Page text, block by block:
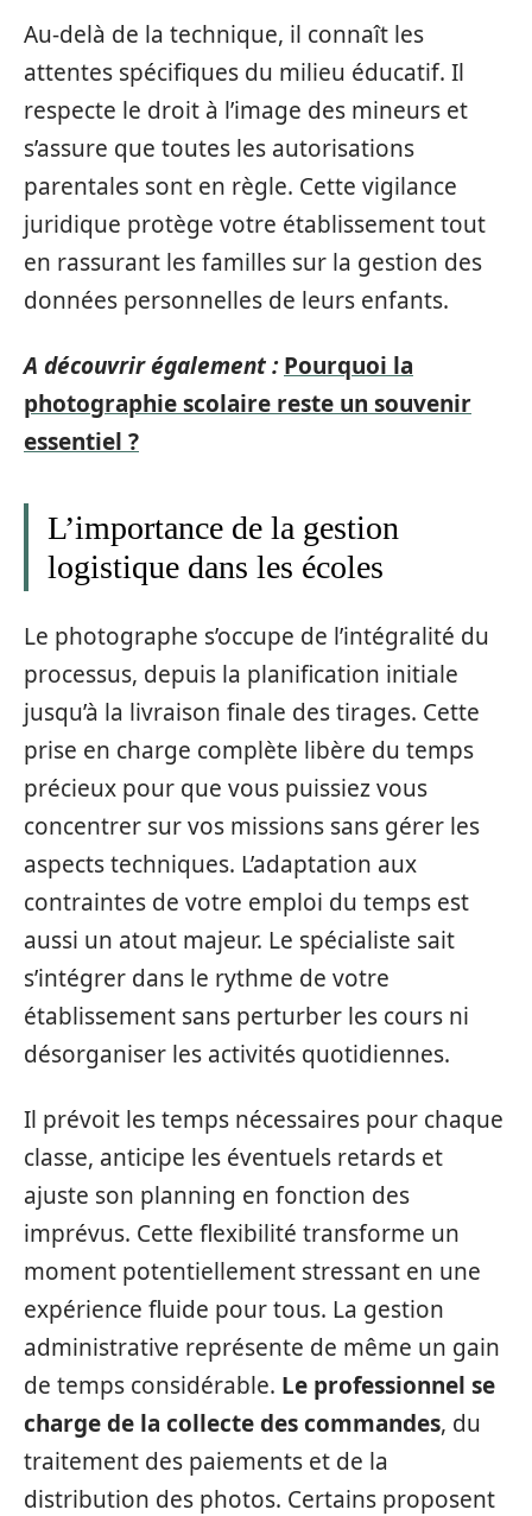
Au-delà de la technique, il connaît les
attentes spécifiques du milieu éducatif. Il
respecte le droit à l’image des mineurs et
s’assure que toutes les autorisations
parentales sont en règle. Cette vigilance
juridique protège votre établissement tout
en rassurant les familles sur la gestion des
données personnelles de leurs enfants.
A découvrir également : Pourquoi la
photographie scolaire reste un souvenir
essentiel ?
L’importance de la gestion
logistique dans les écoles
Le photographe s’occupe de l’intégralité du
processus, depuis la planification initiale
jusqu’à la livraison finale des tirages. Cette
prise en charge complète libère du temps
précieux pour que vous puissiez vous
concentrer sur vos missions sans gérer les
aspects techniques. L’adaptation aux
contraintes de votre emploi du temps est
aussi un atout majeur. Le spécialiste sait
s’intégrer dans le rythme de votre
établissement sans perturber les cours ni
désorganiser les activités quotidiennes.
Il prévoit les temps nécessaires pour chaque
classe, anticipe les éventuels retards et
ajuste son planning en fonction des
imprévus. Cette flexibilité transforme un
moment potentiellement stressant en une
expérience fluide pour tous. La gestion
administrative représente de même un gain
de temps considérable. Le professionnel se
charge de la collecte des commandes, du
traitement des paiements et de la
distribution des photos. Certains proposent